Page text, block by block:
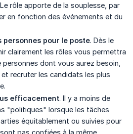
Le rôle apporte de la souplesse, par
en fonction des événements et du
personnes pour le poste. Dès le
clairement les rôles vous permettra
dont vous aurez besoin,
recruter les candidats les plus
efficacement. Il y a moins de
"politiques" lorsque les tâches
équitablement ou suivies pour
pas confiées à la même